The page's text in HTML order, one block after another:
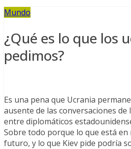
Mundo
¿Qué es lo que los
pedimos?
Es una pena que Ucrania
ausente de las conversaciones de
entre diplomáticos
Sobre todo porque lo que está
futuro, y lo que Kiev pide podría